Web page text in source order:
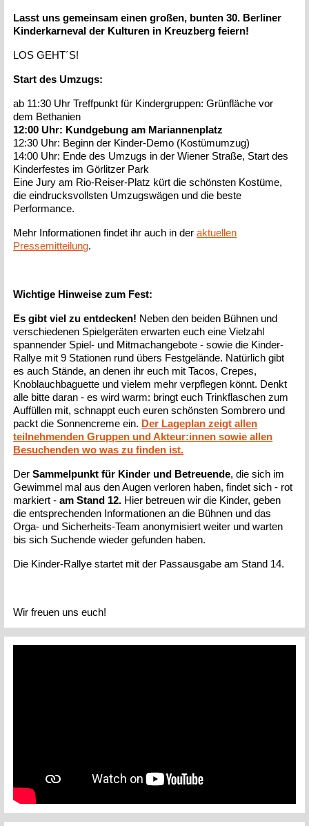
Lasst uns gemeinsam einen großen, bunten 30. Berliner
Kinderkarneval der Kulturen in Kreuzberg feiern!
LOS GEHT´S!
Start des Umzugs:
ab 11:30 Uhr Treffpunkt für Kindergruppen: Grünfläche vor
dem Bethanien
12:00 Uhr: Kundgebung am Mariannenplatz
12:30 Uhr: Beginn der Kinder-Demo (Kostümumzug)
14:00 Uhr: Ende des Umzugs in der Wiener Straße, Start des
Kinderfestes im Görlitzer Park
Eine Jury am Rio-Reiser-Platz kürt die schönsten Kostüme,
die eindrucksvollsten Umzugswägen und die beste
Performance.
Mehr Informationen findet ihr auch in deraktuellen
Pressemitteilung.
Wichtige Hinweise zum Fest:
Es gibt viel zu entdecken! Neben den beiden Bühnen und
verschiedenen Spielgeräten erwarten euch eine Vielzahl
spannender Spiel- und Mitmachangebote - sowie die Kinder-
Rallye mit 9 Stationen rund übers Festgelände. Natürlich gibt
es auch Stände, an denen ihr euch mit Tacos, Crepes,
Knoblauchbaguette und vielem mehr verpflegen könnt. Denkt
alle bitte daran - es wird warm: bringt euch Trinkflaschen zum
Auffüllen mit, schnappt euch euren schönsten Sombrero und
packt die Sonnencreme ein. Der Lageplan zeigt allen
teilnehmenden Gruppen und Akteur:innen sowie allen
Besuchenden wo was zu finden ist.
DerSammelpunkt für Kinder und Betreuende, die sich im
Gewimmel mal aus den Augen verloren haben, findet sich - rot
markiert -am Stand 12. Hier betreuen wir die Kinder, geben
die entsprechenden Informationen an die Bühnen und das
Orga- und Sicherheits-Team anonymisiert weiter und warten
bis sich Suchende wieder gefunden haben.
Die Kinder-Rallye startet mit der Passausgabe am Stand 14.
Wir freuen uns euch!